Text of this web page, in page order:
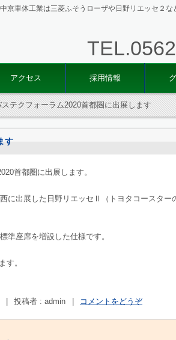
京車体工業は三菱ふそうローザや日野リエッセ２
TEL.
アクセス 採用情報
ステクフォーラム2020首都圏に出展します
す
首都圏に出展します。
に出展した日野リエッセⅡ（トヨタコースター
準座席を増設した仕様です。
す。
投稿者 : admin コメントをどうぞ